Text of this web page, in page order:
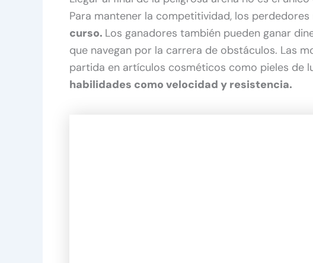
Para mantener la competitividad, los perdedores
curso. Los ganadores también pueden ganar
que navegan por la carrera de obstáculos. Las
partida en artículos cosméticos como pieles de
habilidades como velocidad y resistencia.